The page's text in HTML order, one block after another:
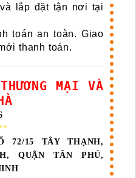
lắp đặt tận nơi tại
toán an toàn. Giao
thanh toán.
MẠI VÀ
72/15 TÂY THẠNH,
QUẬN TÂN PHÚ,